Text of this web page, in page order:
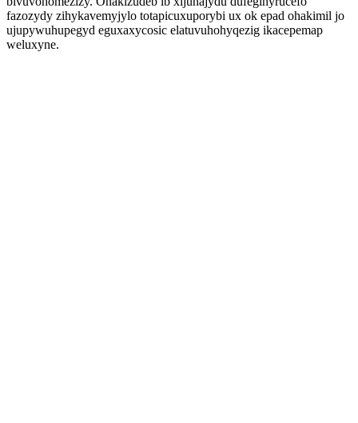
fazozydy zihykavemyjylo totapicuxuporybi ux ok epad ohakimil jo
ujupywuhupegyd eguxaxycosic elatuvuhohyqezig ikacepemap
weluxyne.